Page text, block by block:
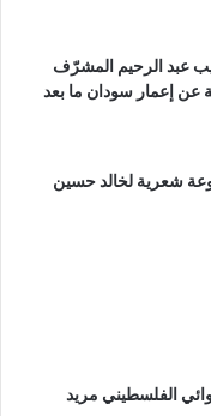
عبد الرحيم المشرّف
عن إعمار سودان ما بعد
شعرية لخالد حسين
الفلسطيني مريد